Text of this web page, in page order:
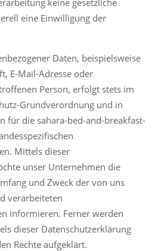
eine Einwilligung der
Daten, beispielsweise
E-Mail-Adresse oder
Person, erfolgt stets im
Grundverordnung und in
für die sahara-bed-and-breakfast-
Mittels dieser
unser Unternehmen die
und Zweck der von uns
verarbeiteten
informieren. Ferner werden
dieser Datenschutzerklärung
Rechte aufgeklärt.